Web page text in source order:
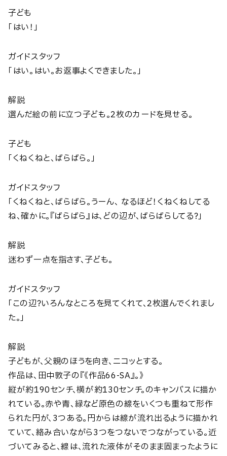
子ども
「はい！」
ガイドスタッフ
「はい。はい。お返事よくできました。」
解説
選んだ絵の前に立つ子ども。2枚のカードを見せる。
子ども
「くねくねと、ばらばら。」
ガイドスタッフ
「くねくねと、ばらばら。うーん、 なるほど！くねくねしてる
ね、確かに。『ばらばら』は、どの辺が、ばらばらしてる？」
解説
迷わず一点を指さす、子ども。
ガイドスタッフ
「この辺？いろんなところを見てくれて、2枚選んでくれまし
た。」
解説
子どもが、父親のほうを向き、ニコッとする。
作品は、田中敦子の『《作品66-SA』。》
縦が約190センチ、横が約130センチ。のキャンバスに描か
れている。赤や青、緑など原色の線をいくつも重ねて形作
られた円が、3つある。円からは線が流れ出るように描かれ
ていて、絡み合いながら3つをつないでつながっている。近
づいてみると、線は、流れた液体がそのまま固まったように